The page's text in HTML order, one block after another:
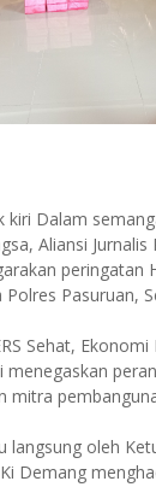
kiri Dalam
Aliansi Jurnalis
peringatan
Pasuruan,
Sehat,
menegaskan
mitra
langsung oleh
Demang